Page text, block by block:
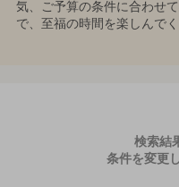
気、ご予算の条件に合わせ
で、至福の時間を楽しんでく
検索結
条件を変更